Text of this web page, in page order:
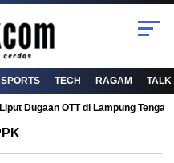
SPORTS TECH RAGAM TALK
Dugaan OTT di Lampung